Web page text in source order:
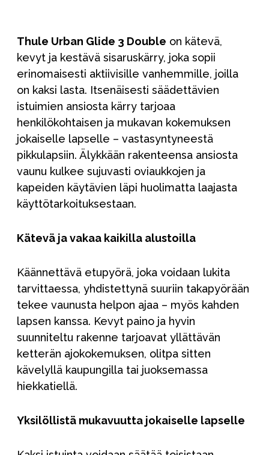
Thule Urban Glide 3 Double on kätevä,
kevyt ja kestävä sisaruskärry, joka sopii
erinomaisesti aktiivisille vanhemmille, joilla
on kaksi lasta. Itsenäisesti säädettävien
istuimien ansiosta kärry tarjoaa
henkilökohtaisen ja mukavan kokemuksen
jokaiselle lapselle – vastasyntyneestä
pikkulapsiin. Älykkään rakenteensa ansiosta
vaunu kulkee sujuvasti oviaukkojen ja
kapeiden käytävien läpi huolimatta laajasta
käyttötarkoituksestaan.
Kätevä ja vakaa kaikilla alustoilla
Käännettävä etupyörä, joka voidaan lukita
tarvittaessa, yhdistettynä suuriin takapyörään
tekee vaunusta helpon ajaa – myös kahden
lapsen kanssa. Kevyt paino ja hyvin
suunniteltu rakenne tarjoavat yllättävän
ketterän ajokokemuksen, olitpa sitten
kävelyllä kaupungilla tai juoksemassa
hiekkatiellä.
Yksilöllistä mukavuutta jokaiselle lapselle